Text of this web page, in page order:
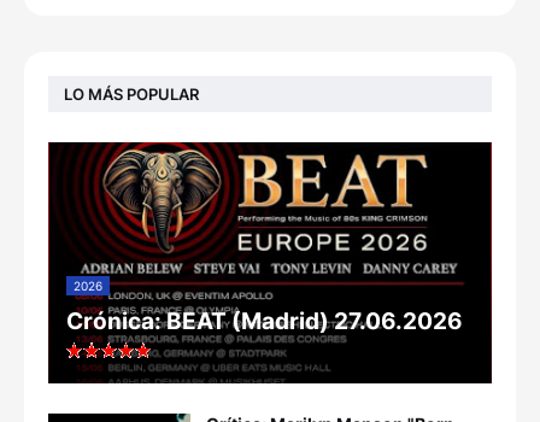
LO MÁS POPULAR
2026
Crónica: BEAT (Madrid) 27.06.2026